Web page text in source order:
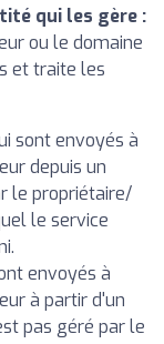
qui les gère :
ou le domaine
et traite les
sont envoyés à
depuis un
le propriétaire/
le service
envoyés à
à partir d'un
pas géré par le